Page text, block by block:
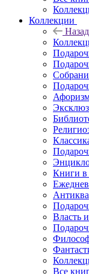
Коллекции
Назад
Книги в
Власть
Все